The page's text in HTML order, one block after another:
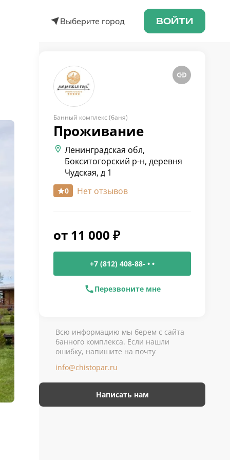
Выберите город ВОЙТИ
Банный комплекс (баня)
Проживание
Ленинградская обл,
Бокситогорский р-н, деревня
Чудская, д 1
0 Нет отзывов
от 11 000 ₽
+7 (812) 408-88- • •
Перезвоните мне
Всю информацию мы берем с сайта
банного комплекса. Если нашли
ошибку, напишите на почту
info@chistopar.ru
Написать нам